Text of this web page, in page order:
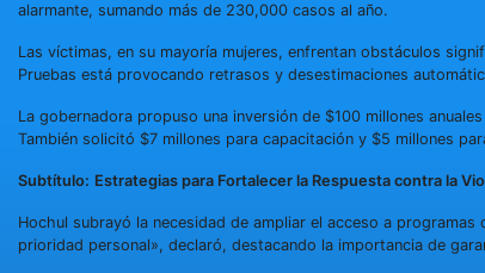
alarmante, sumando más de 230,000 casos al año.
Las víctimas, en su mayoría mujeres, enfrentan obstáculos
Pruebas está provocando retrasos y desestimaciones
La gobernadora propuso una inversión de $100 millones
También solicitó $7 millones para capacitación y $5 millones
Subtítulo: Estrategias para Fortalecer la Respuesta contra la
Hochul subrayó la necesidad de ampliar el acceso a
prioridad personal», declaró, destacando la importancia de